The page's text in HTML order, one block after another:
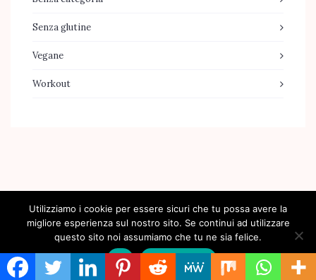
Utilizziamo i cookie per essere sicuri che tu possa avere la
migliore esperienza sul nostro sito. Se continui ad utilizzare
questo sito noi assumiamo che tu ne sia felice.
Ok
Privacy policy
Senza glutine
Vegane
Workout
[jr_instagram id="2"]
© 2026 Federica Favale - Forza e femminilità